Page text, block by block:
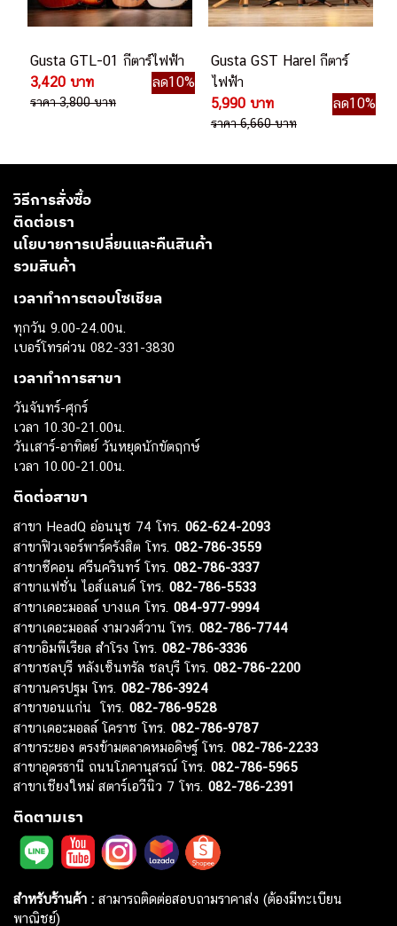
Gusta GTL-01 กีตาร์ไฟฟ้า
3,420 บาท
ลด10%
ราคา 3,800 บาท
Gusta GST Harel กีตาร์
ไฟฟ้า
5,990 บาท
ลด10%
ราคา 6,660 บาท
วิธีการสั่งซื้อ
ติดต่อเรา
นโยบายการเปลี่ยนและคืนสินค้า
รวมสินค้า
เวลาทำการตอบโซเชียล
ทุกวัน 9.00-24.00น.
เบอร์โทรด่วน 082-331-3830
เวลาทำการสาขา
วันจันทร์-ศุกร์
เวลา 10.30-21.00น.
วันเสาร์-อาทิตย์ วันหยุดนักขัตฤกษ์
เวลา 10.00-21.00น.
ติดต่อสาขา
สาขา HeadQ อ่อนนุช 74 โทร. 062-624-2093
สาขาฟิวเจอร์พาร์ครังสิต โทร. 082-786-3559
สาขาซีคอน ศรีนครินทร์ โทร. 082-786-3337
สาขาแฟชั่น ไอส์แลนด์ โทร. 082-786-5533
สาขาเดอะมอลล์ บางแค โทร. 084-977-9994
สาขาเดอะมอลล์ งามวงศ์วาน โทร. 082-786-7744
สาขาอิมพีเรียล สำโรง โทร. 082-786-3336
สาขาชลบุรี หลังเซ็นทรัล ชลบุรี โทร. 082-786-2200
สาขานครปฐม โทร. 082-786-3924
สาขาขอนแก่น โทร. 082-786-9528
สาขาเดอะมอลล์ โคราช โทร. 082-786-9787
สาขาระยอง ตรงข้ามตลาดหมอดิษฐ์ โทร. 082-786-2233
สาขาอุดรธานี ถนนโภคานุสรณ์ โทร. 082-786-5965
สาขาเชียงใหม่ สตาร์เอวีนิว 7 โทร. 082-786-2391
ติดตามเรา
สำหรับร้านค้า : สามารถติดต่อสอบถามราคาส่ง (ต้องมีทะเบียน
พาณิชย์)